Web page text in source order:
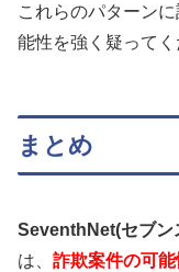
これらのパターン
能性を強く疑ってく
まとめ
SeventhNet(セブン
は、 詐欺案件の可